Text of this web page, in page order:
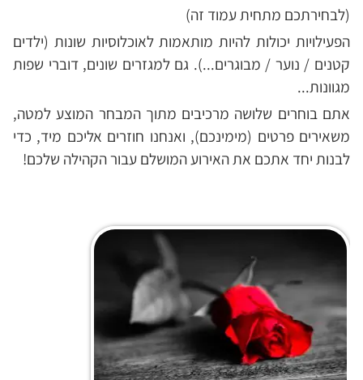
(לבחירתכם מתחית עמוד זה)
הפעילויות יכולות להיות מותאמות לאוכלוסיות שונות (ילדים
קטנים / נוער / מבוגרים...). גם למגזרים שונים, דוברי שפות
מגוונות...
אתם בוחרים שלושה מרכיבים מתוך המבחר המוצע למטה,
משאירים פרטים (מימינכם), ואנחנו חוזרים אליכם מיד, כדי
לבנות יחד אתכם את האירוע המושלם עבור הקהילה שלכם!